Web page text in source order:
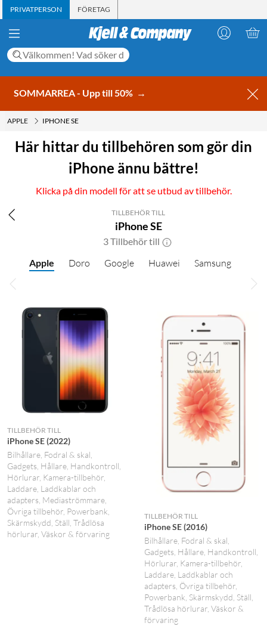
PRIVATPERSON FÖRETAG
SOMMARREA - Upp till 50% →
APPLE IPHONE SE
Här hittar du tillbehören som gör din
iPhone ännu bättre!
Klicka på din modell för att se utbud av tillbehör.
TILLBEHÖR TILL
iPhone SE
3 Tillbehör till
Apple Doro Google Huawei Samsung
TILLBEHÖR TILL
iPhone SE (2022)
Bilhållare Fodral & skal
Gadgets Hållare Handkontroll
Hörlurar Kamera-tillbehör
Laddare Laddkablar och
adapters Mediaströmmare
Övriga tillbehör Powerbank
Skärmskydd Ställ Trådlösa
hörlurar Väskor & förvaring
TILLBEHÖR TILL
iPhone SE (2016)
Bilhållare Fodral & skal
Gadgets Hållare Handkontroll
Hörlurar Kamera-tillbehör
Laddare Laddkablar och
adapters Övriga tillbehör
Powerbank Skärmskydd Ställ
Trådlösa hörlurar Väskor &
förvaring